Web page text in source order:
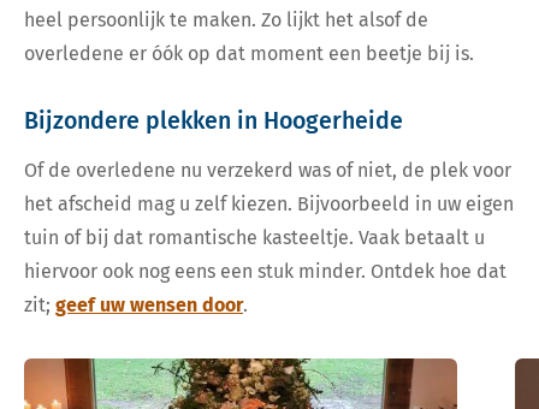
heel persoonlijk te maken. Zo lijkt het alsof de
overledene er óók op dat moment een beetje bij is.
Bijzondere plekken in Hoogerheide
Of de overledene nu verzekerd was of niet, de plek voor
het afscheid mag u zelf kiezen. Bijvoorbeeld in uw eigen
tuin of bij dat romantische kasteeltje. Vaak betaalt u
hiervoor ook nog eens een stuk minder. Ontdek hoe dat
zit; geef uw wensen door.